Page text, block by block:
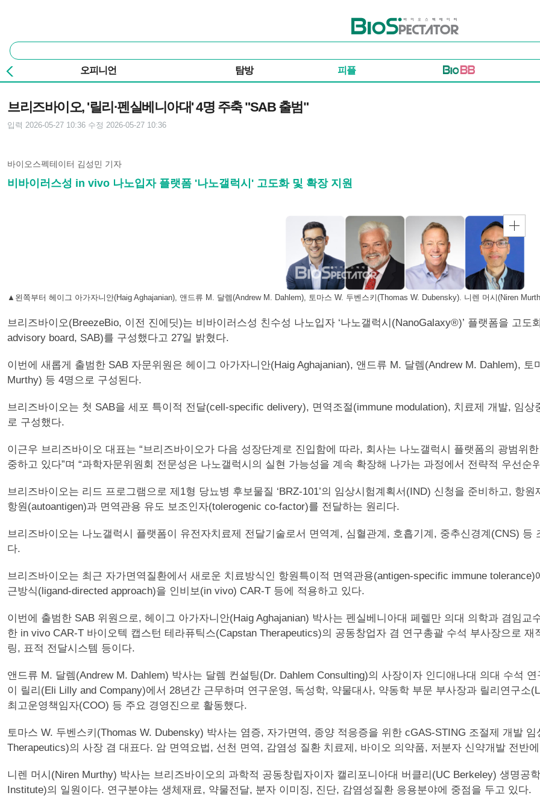
바이오스펙테이터
통
합
검
색
오피니언 탐방 피플
브리즈바이오, '릴리·펜실베니아대' 4명 주축 "SAB 출범"
입력 2026-05-27 10:36 수정 2026-05-27 10:36
바이오스펙테이터 김성민 기자
비바이러스성 in vivo 나노입자 플랫폼 '나노갤럭시' 고도화 및 확장 지원
▲왼쪽부터 헤이그 아가자니안(Haig Aghajanian), 앤드류 M. 달렘(Andrew M. Dahlem), 토마스 W. 두벤스키(Thomas W. Dubensky). 니렌 머시(Niren
브리즈바이오(BreezeBio, 이전 진에딧)는 비바이러스성 친수성 나노입자 ‘나노갤럭시(NanoGalaxy®)’ 플랫폼을 고
advisory board, SAB)를 구성했다고 27일 밝혔다.
이번에 새롭게 출범한 SAB 자문위원은 헤이그 아가자니안(Haig Aghajanian), 앤드류 M. 달렘(Andrew M. Dahlem),
Murthy) 등 4명으로 구성된다.
브리즈바이오는 첫 SAB을 세포 특이적 전달(cell-specific delivery), 면역조절(immune modulation), 치료제 개발, 임
로 구성했다.
이근우 브리즈바이오 대표는 “브리즈바이오가 다음 성장단계로 진입함에 따라, 회사는 나노갤럭시 플랫폼의 광범위
중하고 있다”며 “과학자문위원회 전문성은 나노갤럭시의 실현 가능성을 계속 확장해 나가는 과정에서 전략적 우선순
브리즈바이오는 리드 프로그램으로 제1형 당뇨병 후보물질 ‘BRZ-101’의 임상시험계획서(IND) 신청을 준비하고, 항
항원(autoantigen)과 면역관용 유도 보조인자(tolerogenic co-factor)를 전달하는 원리다.
브리즈바이오는 나노갤럭시 플랫폼이 유전자치료제 전달기술로서 면역계, 심혈관계, 호흡기계, 중추신경계(CNS)
다.
브리즈바이오는 최근 자가면역질환에서 새로운 치료방식인 항원특이적 면역관용(antigen-specific immune
근방식(ligand-directed approach)을 인비보(in vivo) CAR-T 등에 적용하고 있다.
이번에 출범한 SAB 위원으로, 헤이그 아가자니안(Haig Aghajanian) 박사는 펜실베니아대 페렐만 의대 의학과 겸임
한 in vivo CAR-T 바이오텍 캡스턴 테라퓨틱스(Capstan Therapeutics)의 공동창업자 겸 연구총괄 수석 부사장으로
링, 표적 전달시스템 등이다.
앤드류 M. 달렘(Andrew M. Dahlem) 박사는 달렘 컨설팅(Dr. Dahlem Consulting)의 사장이자 인디애나대 의대 수석
이 릴리(Eli Lilly and Company)에서 28년간 근무하며 연구운영, 독성학, 약물대사, 약동학 부문 부사장과 릴리연구소
최고운영책임자(COO) 등 주요 경영진으로 활동했다.
토마스 W. 두벤스키(Thomas W. Dubensky) 박사는 염증, 자가면역, 종양 적응증을 위한 cGAS-STING 조절제 개발
Therapeutics)의 사장 겸 대표다. 암 면역요법, 선천 면역, 감염성 질환 치료제, 바이오 의약품, 저분자 신약개발 전반
니렌 머시(Niren Murthy) 박사는 브리즈바이오의 과학적 공동창립자이자 캘리포니아대 버클리(UC Berkeley) 생명공
Institute)의 일원이다. 연구분야는 생체재료, 약물전달, 분자 이미징, 진단, 감염성질환 응용분야에 중점을 두고 있다.